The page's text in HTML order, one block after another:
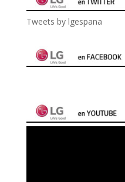
Tweets by lgespana